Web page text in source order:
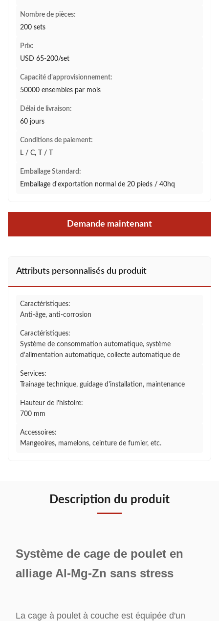
Nombre de pièces:
200 sets
Prix:
USD 65-200/set
Capacité d'approvisionnement:
50000 ensembles par mois
Délai de livraison:
60 jours
Conditions de paiement:
L / C, T / T
Emballage Standard:
Emballage d'exportation normal de 20 pieds / 40hq
Demande maintenant
Attributs personnalisés du produit
Caractéristiques:
Anti-âge, anti-corrosion
Caractéristiques:
Système de consommation automatique, système
d'alimentation automatique, collecte automatique de
Services:
Trainage technique, guidage d'installation, maintenance
Hauteur de l'histoire:
700 mm
Accessoires:
Mangeoires, mamelons, ceinture de fumier, etc.
Description du produit
Système de cage de poulet en
alliage Al-Mg-Zn sans stress
La cage à poulet à couche est équipée d'un